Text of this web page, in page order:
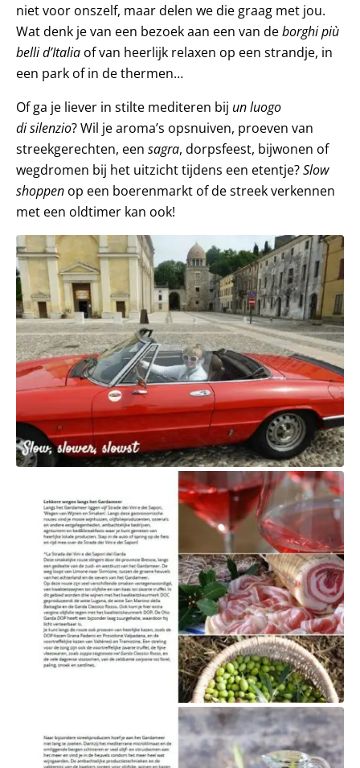
niet voor onszelf, maar delen we die graag met jou.
Wat denk je van een bezoek aan een van deborghi più
belli d’Italia of van heerlijk relaxen op een strandje, in
een park of in de thermen…
Of ga je liever in stilte mediteren bij un luogo
di silenzio? Wil je aroma’s opsnuiven, proeven van
streekgerechten, een sagra, dorpsfeest, bijwonen of
wegdromen bij het uitzicht tijdens een etentje?Slow
shoppen op een boerenmarkt of de streek verkennen
met een oldtimer kan ook!